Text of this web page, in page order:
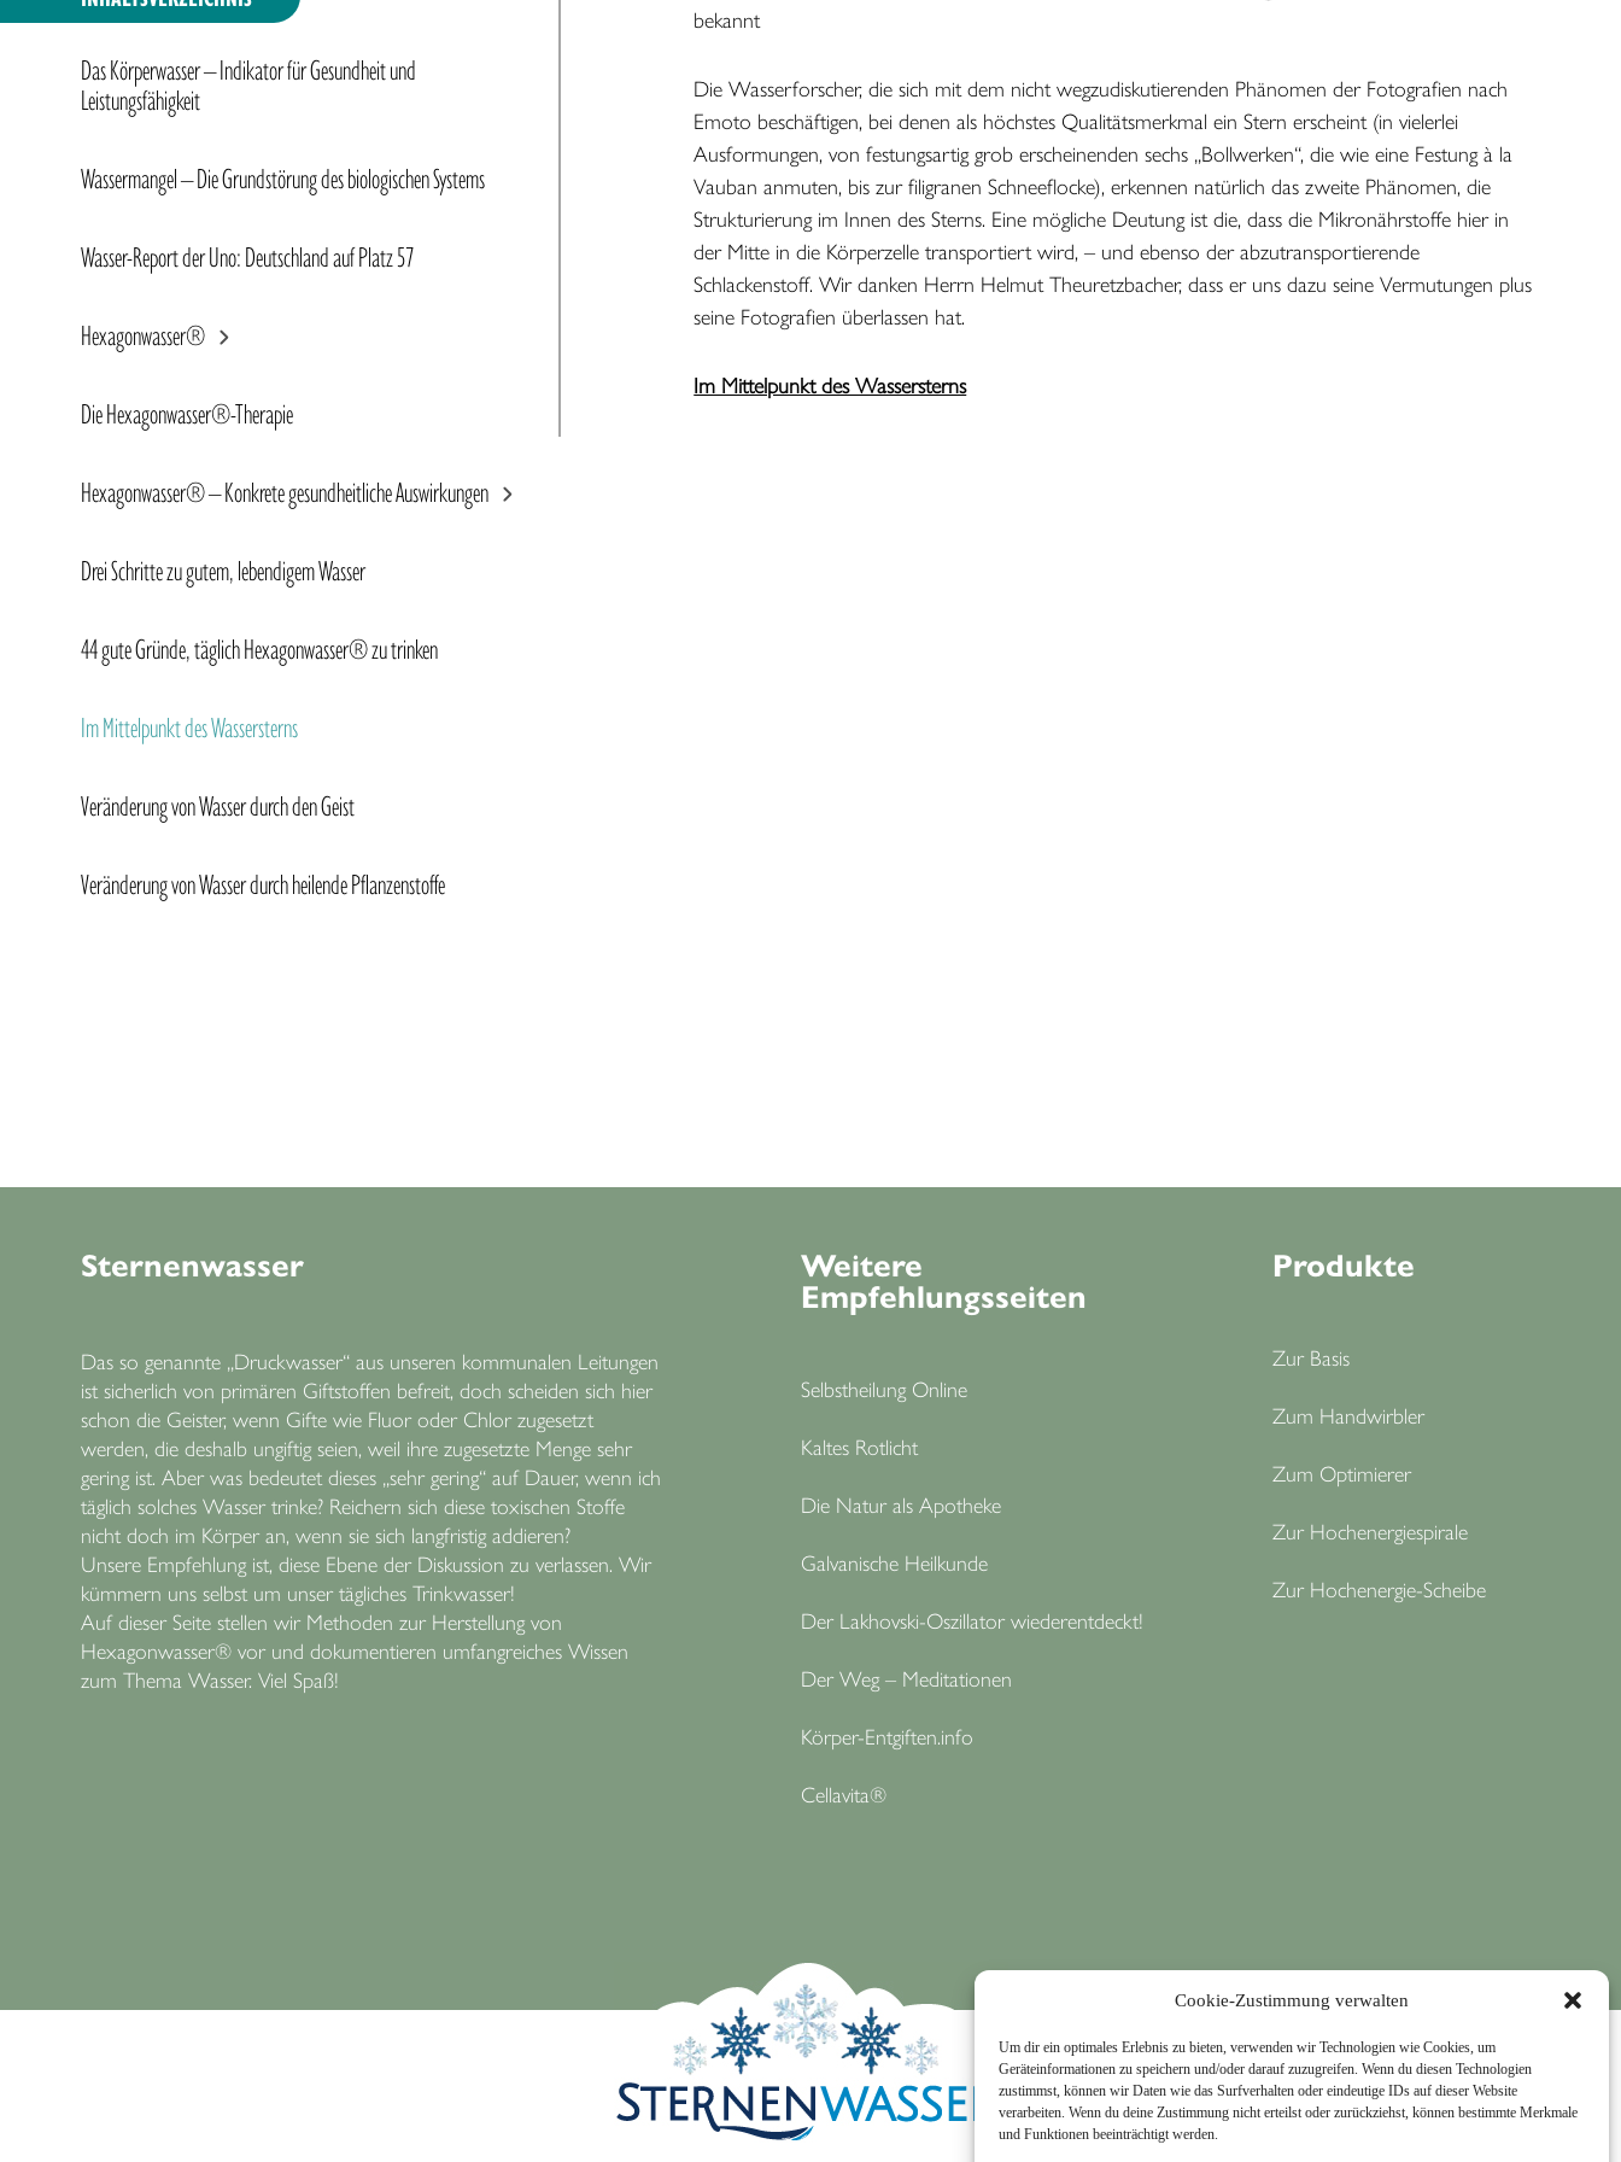
Cookie-Zustimmung verwalten
Um dir ein optimales Erlebnis zu bieten, verwenden wir Technologien wie Cookies, um
Geräteinformationen zu speichern und/oder darauf zuzugreifen. Wenn du diesen Technologien
zustimmst, können wir Daten wie das Surfverhalten oder eindeutige IDs auf dieser Website
verarbeiten. Wenn du deine Zustimmung nicht erteilst oder zurückziehst, können bestimmte Merkmale
und Funktionen beeinträchtigt werden.
Im Mittelpunkt des Wassersterns
Lebendiges Wasser trinken und Energie in vollen Zügen spüren
Das Körperwasser – Indikator für Gesundheit und
Leistungsfähigkeit
Wassermangel – Die Grundstörung des biologischen Systems
Wasser-Report der Uno: Deutschland auf Platz 57
Hexagonwasser®
Die Hexagonwasser®-Therapie
Hexagonwasser® – Konkrete gesundheitliche Auswirkungen
Drei Schritte zu gutem, lebendigem Wasser
44 gute Gründe, täglich Hexagonwasser® zu trinken
Im Mittelpunkt des Wassersterns
Veränderung von Wasser durch den Geist
Veränderung von Wasser durch heilende Pflanzenstoffe
bekannt
Die Wasserforscher, die sich mit dem nicht wegzudiskutierenden Phänomen der Fotografien nach
Emoto beschäftigen, bei denen als höchstes Qualitätsmerkmal ein Stern erscheint (in vielerlei
Ausformungen, von festungsartig grob erscheinenden sechs „Bollwerken“, die wie eine Festung à la
Vauban anmuten, bis zur filigranen Schneeflocke), erkennen natürlich das zweite Phänomen, die
Strukturierung im Innen des Sterns. Eine mögliche Deutung ist die, dass die Mikronährstoffe hier in
der Mitte in die Körperzelle transportiert wird, – und ebenso der abzutransportierende
Schlackenstoff. Wir danken Herrn Helmut Theuretzbacher, dass er uns dazu seine Vermutungen plus
seine Fotografien überlassen hat.
Im Mittelpunkt des Wassersterns
Sternenwasser
Das so genannte „Druckwasser“ aus unseren kommunalen Leitungen
ist sicherlich von primären Giftstoffen befreit, doch scheiden sich hier
schon die Geister, wenn Gifte wie Fluor oder Chlor zugesetzt
werden, die deshalb ungiftig seien, weil ihre zugesetzte Menge sehr
gering ist. Aber was bedeutet dieses „sehr gering“ auf Dauer, wenn ich
täglich solches Wasser trinke? Reichern sich diese toxischen Stoffe
nicht doch im Körper an, wenn sie sich langfristig addieren?
Unsere Empfehlung ist, diese Ebene der Diskussion zu verlassen. Wir
kümmern uns selbst um unser tägliches Trinkwasser!
Auf dieser Seite stellen wir Methoden zur Herstellung von
Hexagonwasser® vor und dokumentieren umfangreiches Wissen
zum Thema Wasser. Viel Spaß!
Weitere
Empfehlungsseiten
Selbstheilung Online
Kaltes Rotlicht
Die Natur als Apotheke
Galvanische Heilkunde
Der Lakhovski-Oszillator wiederentdeckt!
Der Weg – Meditationen
Körper-Entgiften.info
Cellavita®
Produkte
Zur Basis
Zum Handwirbler
Zum Optimierer
Zur Hochenergiespirale
Zur Hochenergie-Scheibe
Impressum Datenschutz Cookie-Richtlinie (EU)